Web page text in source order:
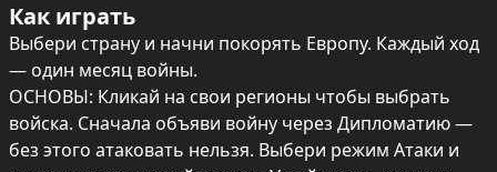
Как играть
Выбери страну и начни покорять Европу. Каждый ход
— один месяц войны.
ОСНОВЫ: Кликай на свои регионы чтобы выбрать
войска. Сначала объяви войну через Дипломатию —
без этого атаковать нельзя. Выбери режим Атаки и